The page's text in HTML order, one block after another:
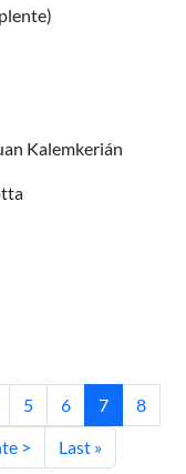
Kalemkerián
Página
5 Página
6 Página
7 Página
8
página
> Última página
Last »